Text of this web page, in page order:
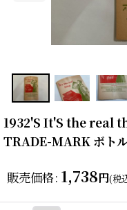
1932'S It'S the real
TRADE-MARK ボト
販売価格: 1,738円(税